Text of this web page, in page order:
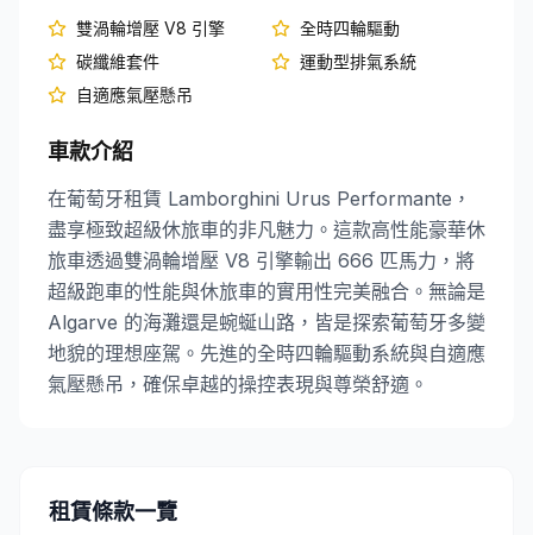
雙渦輪增壓 V8 引擎
全時四輪驅動
碳纖維套件
運動型排氣系統
自適應氣壓懸吊
車款介紹
在葡萄牙租賃 Lamborghini Urus Performante，
盡享極致超級休旅車的非凡魅力。這款高性能豪華休
旅車透過雙渦輪增壓 V8 引擎輸出 666 匹馬力，將
超級跑車的性能與休旅車的實用性完美融合。無論是
Algarve 的海灘還是蜿蜒山路，皆是探索葡萄牙多變
地貌的理想座駕。先進的全時四輪驅動系統與自適應
氣壓懸吊，確保卓越的操控表現與尊榮舒適。
租賃條款一覽